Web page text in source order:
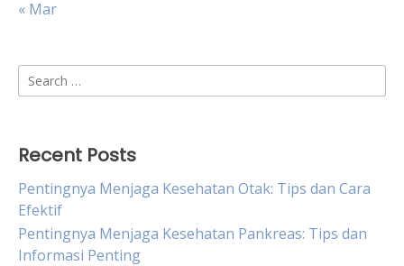
« Mar
Search
for:
Recent Posts
Pentingnya Menjaga Kesehatan Otak: Tips dan Cara
Efektif
Pentingnya Menjaga Kesehatan Pankreas: Tips dan
Informasi Penting